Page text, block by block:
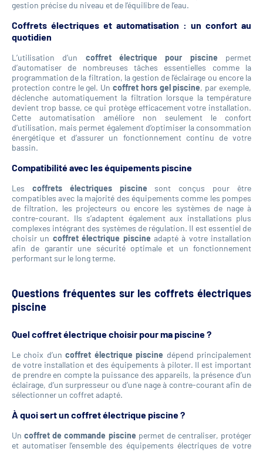
gestion précise du niveau et de l’équilibre de l’eau.
Coffrets électriques et automatisation : un confort au
quotidien
L’utilisation d’un coffret électrique pour piscine permet
d’automatiser de nombreuses tâches essentielles comme la
programmation de la filtration, la gestion de l’éclairage ou encore la
protection contre le gel. Un coffret hors gel piscine, par exemple,
déclenche automatiquement la filtration lorsque la température
devient trop basse, ce qui protège efficacement votre installation.
Cette automatisation améliore non seulement le confort
d’utilisation, mais permet également d’optimiser la consommation
énergétique et d’assurer un fonctionnement continu de votre
bassin.
Compatibilité avec les équipements piscine
Les coffrets électriques piscine sont conçus pour être
compatibles avec la majorité des équipements comme les pompes
de filtration, les projecteurs ou encore les systèmes de nage à
contre-courant. Ils s’adaptent également aux installations plus
complexes intégrant des systèmes de régulation. Il est essentiel de
choisir un coffret électrique piscine adapté à votre installation
afin de garantir une sécurité optimale et un fonctionnement
performant sur le long terme.
Questions fréquentes sur les coffrets électriques
piscine
Quel coffret électrique choisir pour ma piscine ?
Le choix d’uncoffret électrique piscine dépend principalement
de votre installation et des équipements à piloter. Il est important
de prendre en compte la puissance des appareils, la présence d’un
éclairage, d’un surpresseur ou d’une nage à contre-courant afin de
sélectionner un coffret adapté.
À quoi sert un coffret électrique piscine ?
Uncoffret de commande piscine permet de centraliser, protéger
et automatiser l’ensemble des équipements électriques de votre